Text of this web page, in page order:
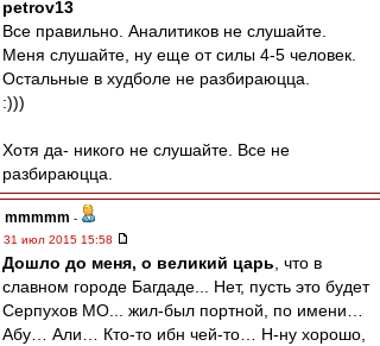
petrov13
Все правильно. Аналитиков не слушайте.
Меня слушайте, ну еще от силы 4-5 человек.
Остальные в худболе не разбираюцца.
:)))
Хотя да- никого не слушайте. Все не
разбираюцца.
mmmmm -
31 июл 2015 15:58
Дошло до меня, о великий царь , что в
славном городе Багдаде... Нет, пусть это будет
Серпухов МО... жил-был портной, по имени…
Абу… Али… Кто-то ибн чей-то… Н-ну хорошо,